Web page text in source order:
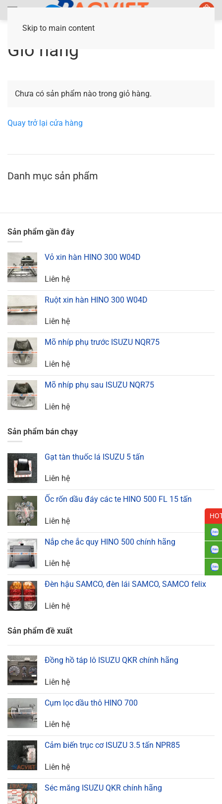
Skip to main content
Giỏ hàng
Chưa có sản phẩm nào trong giỏ hàng.
Quay trở lại cửa hàng
Danh mục sản phẩm
Sản phẩm gần đây
Vỏ xin hàn HINO 300 W04D
Liên hệ
Ruột xin hàn HINO 300 W04D
Liên hệ
Mõ nhíp phụ trước ISUZU NQR75
Liên hệ
Mõ nhíp phụ sau ISUZU NQR75
Liên hệ
Sản phẩm bán chạy
Gạt tàn thuốc lá ISUZU 5 tấn
Liên hệ
Ốc rốn dầu đáy các te HINO 500 FL 15 tấn
Liên hệ
Nắp che ắc quy HINO 500 chính hãng
Liên hệ
Đèn hậu SAMCO, đèn lái SAMCO, SAMCO felix
Liên hệ
Sản phẩm đề xuất
Đồng hồ táp lô ISUZU QKR chính hãng
Liên hệ
Cụm lọc dầu thô HINO 700
Liên hệ
Cảm biến trục cơ ISUZU 3.5 tấn NPR85
Liên hệ
Séc măng ISUZU QKR chính hãng